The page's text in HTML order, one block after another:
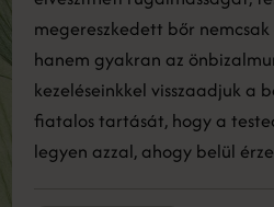
megereszkedett bőr
hanem gyakran az
kezeléseinkkel visszaadjuk a
fiatalos tartását, hogy a
legyen azzal, ahogy belül